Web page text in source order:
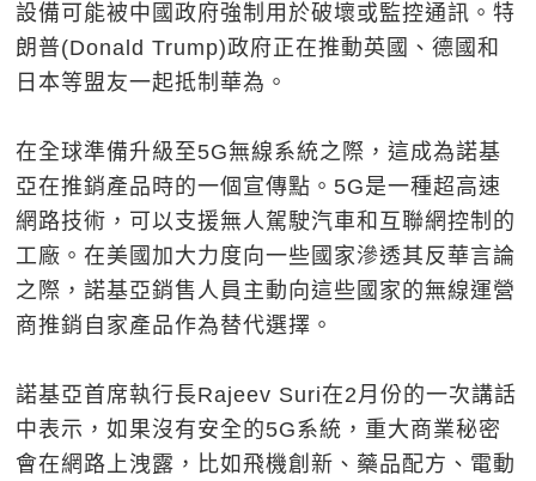
設備可能被中國政府強制用於破壞或監控通訊。特
朗普(Donald Trump)政府正在推動英國、德國和
日本等盟友一起抵制華為。
在全球準備升級至5G無線系統之際，這成為諾基
亞在推銷產品時的一個宣傳點。5G是一種超高速
網路技術，可以支援無人駕駛汽車和互聯網控制的
工廠。在美國加大力度向一些國家滲透其反華言論
之際，諾基亞銷售人員主動向這些國家的無線運營
商推銷自家產品作為替代選擇。
諾基亞首席執行長Rajeev Suri在2月份的一次講話
中表示，如果沒有安全的5G系統，重大商業秘密
會在網路上洩露，比如飛機創新、藥品配方、電動